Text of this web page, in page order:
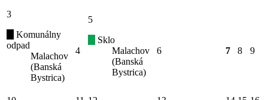
3
Komunálny
odpad
Malachov
(Banská
Bystrica)
4
5
Sklo
Malachov
(Banská
Bystrica)
6 7 8 9